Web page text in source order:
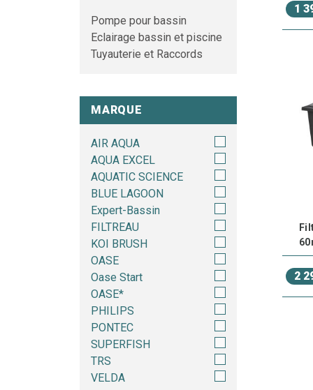
Pompe pour bassin
Eclairage bassin et piscine
Tuyauterie et Raccords
MARQUE
AIR AQUA
AQUA EXCEL
AQUATIC SCIENCE
BLUE LAGOON
Expert-Bassin
FILTREAU
KOI BRUSH
OASE
Oase Start
OASE*
PHILIPS
PONTEC
SUPERFISH
TRS
VELDA
- Les
Les
Les
- Les
- Les
Les
La
Ces
1
2